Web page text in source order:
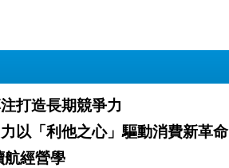
伊絲碧媞專注打造長期競爭力
而存在」 全球吸引力以「利他之心」驅動消費新革命
醫的續航經營學